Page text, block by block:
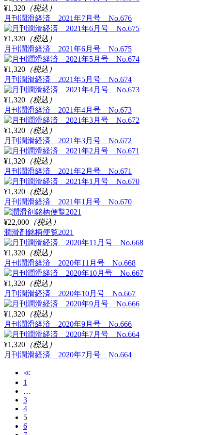
¥1,320 （税込）
月刊潤滑経済 2021年7月号 No.676
¥1,320 （税込）
月刊潤滑経済 2021年6月号 No.675
¥1,320 （税込）
月刊潤滑経済 2021年5月号 No.674
¥1,320 （税込）
月刊潤滑経済 2021年4月号 No.673
¥1,320 （税込）
月刊潤滑経済 2021年3月号 No.672
¥1,320 （税込）
月刊潤滑経済 2021年2月号 No.671
¥1,320 （税込）
月刊潤滑経済 2021年1月号 No.670
¥22,000 （税込）
潤滑剤銘柄便覧2021
¥1,320 （税込）
月刊潤滑経済 2020年11月号 No.668
¥1,320 （税込）
月刊潤滑経済 2020年10月号 No.667
¥1,320 （税込）
月刊潤滑経済 2020年9月号 No.666
¥1,320 （税込）
月刊潤滑経済 2020年7月号 No.664
≪
1
…
3
4
5
6